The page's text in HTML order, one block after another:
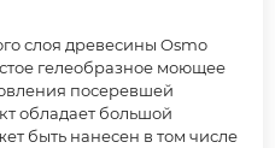
слоя древесины Osmo
гелеобразное моющее
посеревшей
обладает большой
быть нанесен в том числе